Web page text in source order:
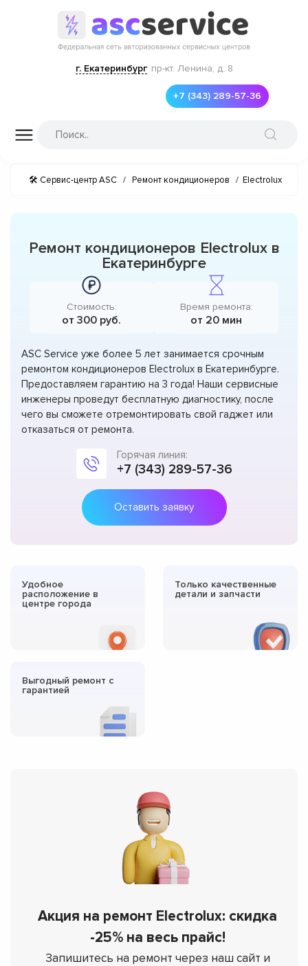
г. Екатеринбург пр-кт. Ленина, д. 8
+7 (343) 289-57-36
🛠 Сервис-центр ASC / Ремонт кондиционеров / Electrolux
Ремонт кондиционеров Electrolux в
Екатеринбурге
Стоимость:
от 300 руб.
Время ремонта:
от 20 мин
ASC Service уже более 5 лет занимается срочным
ремонтом кондиционеров Electrolux в Екатеринбурге.
Предоставляем гарантию на 3 года! Наши сервисные
инженеры проведут бесплатную диагностику, после
чего вы сможете отремонтировать свой гаджет или
отказаться от ремонта.
Горячая линия:
+7 (343) 289-57-36
Оставить заявку
Удобное
расположение в
центре города
Только качественные
детали и запчасти
Выгодный ремонт с
гарантией
Акция на ремонт Electrolux: скидка
-25% на весь прайс!
Запишитесь на ремонт через наш сайт и